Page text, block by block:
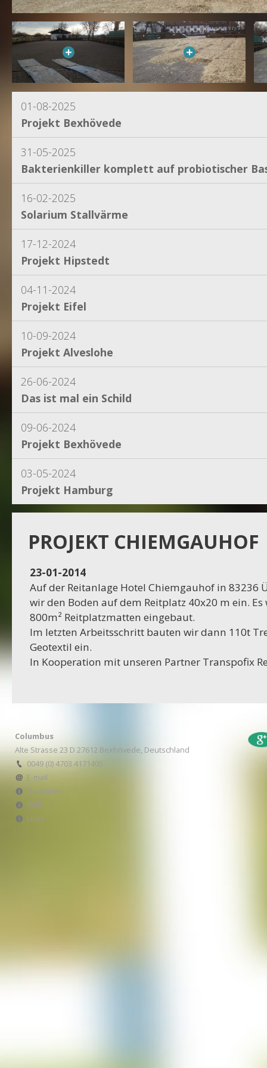
01-08-2025
Projekt Bexhövede
31-05-2025
Bakterienkiller komplett auf probiotischer
16-02-2025
Solarium Stallvärme
17-12-2024
Projekt Hipstedt
04-11-2024
Projekt Eifel
10-09-2024
Projekt Alveslohe
26-06-2024
Das ist mal ein Schild
09-06-2024
Projekt Bexhövede
03-05-2024
Projekt Hamburg
Projekt Dassel
16-11-2023
Projekt Egestorf
16-10-2023
Projekt Bexhövede
09-10-2023
17-08-2023
Projekt Korea
29-06-2023
Projekt Italien
Projekt Perl Borg
PROJEKT CHIEMGAUHOF
23-01-2014
Auf der Reitanlage Hotel Chiemgauhof in 83236
wir den Boden auf dem Reitplatz 40x20 m ein.
800m² Reitplatzmatten eingebaut.
Im letzten Arbeitsschritt bauten wir dann 110t
Geotextil ein.
In Kooperation mit unseren Partner Transpofix
Columbus
Alte Strasse 23 D 27612 Bexhövede, Deutschland
0049 (0) 4703 4171405
E-mail
Disclaimer
AGB
Links